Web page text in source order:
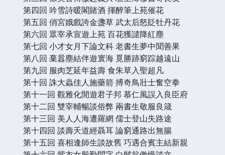
第四回 吟雪詩暖閣賭酒 揮醉筆上苑催花
第五回 俏宮娥戲誇金盞草 武太后怒貶牡丹花
第六回 眾宰承宣遊上苑 百花獲譴降紅塵
第七回 小才女月下論文科 老書生夢中聞善果
第八回 棄囂塵結伴遊寰海 覓勝跡窮踪越遠山
第九回 服肉芝延年益壽 食朱草入聖超凡
第十回 誅大蟲佳人施藥箭 搏奇鳥壯士奮空拳
第十一回 觀雅化閒遊君子邦 慕仁風誤入良臣府
第十二回 雙宰輔暢談俗弊 兩書生敬服良箴
第十三回 美人人海遭羅網 儒士登山失路途
第十四回 談壽夭道經聶耳 論窮通路出無腸
第十五回 喜相逢師生談故舊 巧遇合賓主結新親